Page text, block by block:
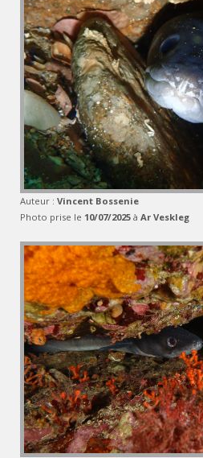
Auteur : Vincent Bossenie
Photo prise le 10/07/2025 à Ar Veskleg